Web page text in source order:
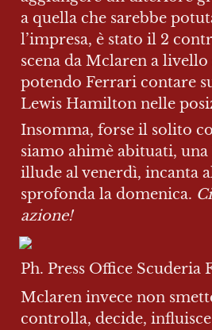
a quella che sarebbe
l’impresa, è stato il 2
scena da Mclaren a
potendo Ferrari contare
Lewis Hamilton nelle
Insomma, forse il solito
siamo ahimè abituati,
illude al venerdì, incanta
sprofonda la domenica.
azione!
Ph. Press Office Scuderia
Mclaren invece non
controlla, decide,